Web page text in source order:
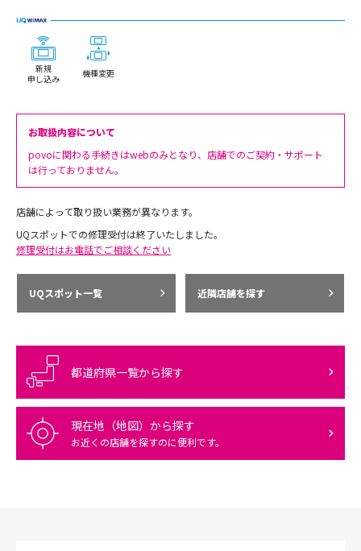
新規
申し込み
機種変更
お取扱内容について
povoに関わる手続きはwebのみとなり、店舗でのご契約・サポート
は行っておりません。
店舗によって取り扱い業務が異なります。
UQスポットでの修理受付は終了いたしました。
修理受付はお電話でご相談ください
UQスポット一覧 近隣店舗を探す
都道府県一覧から探す
現在地（地図）から探す
お近くの店舗を探すのに便利です。